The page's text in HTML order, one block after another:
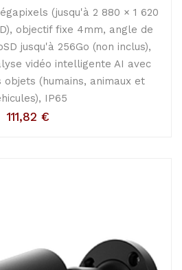
(jusqu'à 2 880 × 1 620
objectif fixe 4mm, angle de
jusqu'à 256Go (non inclus),
vidéo intelligente AI avec
objets (humains, animaux et
IP65
111,82 €